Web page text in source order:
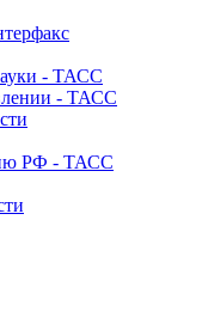
- ТАСС
- ТАСС
РФ - ТАСС